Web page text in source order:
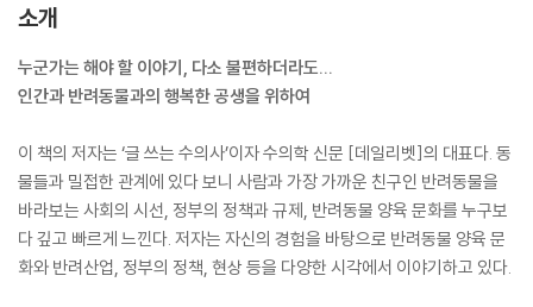
소개
누군가는 해야 할 이야기, 다소 불편하더라도...
인간과 반려동물과의 행복한 공생을 위하여
이 책의 저자는 ‘글 쓰는 수의사’이자 수의학 신문 [데일리벳]의 대표다. 동
물들과 밀접한 관계에 있다 보니 사람과 가장 가까운 친구인 반려동물을
바라보는 사회의 시선, 정부의 정책과 규제, 반려동물 양육 문화를 누구보
다 깊고 빠르게 느낀다. 저자는 자신의 경험을 바탕으로 반려동물 양육 문
화와 반려산업, 정부의 정책, 현상 등을 다양한 시각에서 이야기하고 있다.